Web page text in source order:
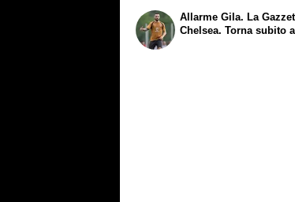
Allarme Gila. La
Chelsea. Torna subito